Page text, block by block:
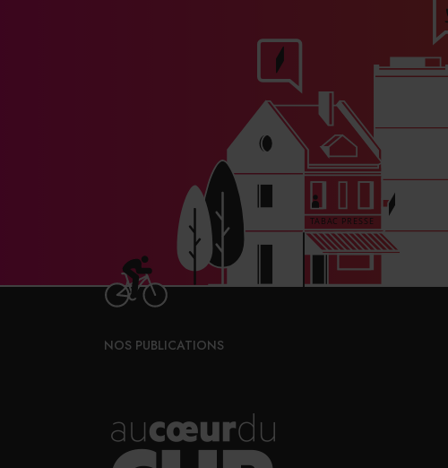
NOS PUBLICATIONS